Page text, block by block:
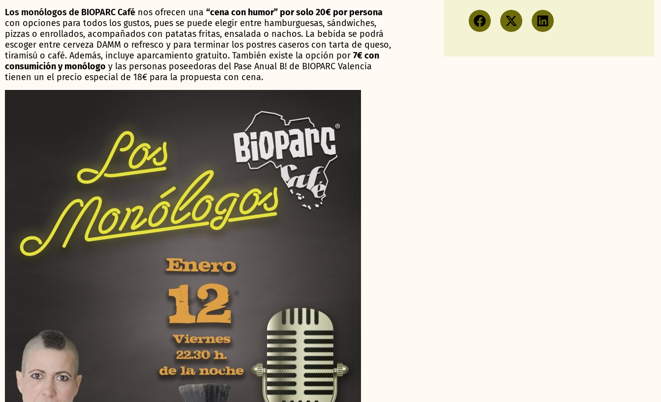
Los monólogos de BIOPARC Café nos ofrecen una “cena con humor” por solo 20€ por persona
con opciones para todos los gustos, pues se puede elegir entre hamburguesas, sándwiches,
pizzas o enrollados, acompañados con patatas fritas, ensalada o nachos. La bebida se podrá
escoger entre cerveza DAMM o refresco y para terminar los postres caseros con tarta de queso,
tiramisú o café. Además, incluye aparcamiento gratuito. También existe la opción por 7€ con
consumición y monólogo y las personas poseedoras del Pase Anual B! de BIOPARC Valencia
tienen un el precio especial de 18€ para la propuesta con cena.